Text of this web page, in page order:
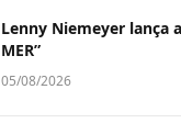
Lenny Niemeyer lança
MER”
05/08/2026